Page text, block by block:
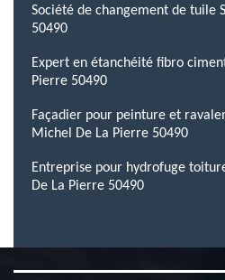
Société de changement de tuile
50490
Expert en étanchéité fibro
Pierre 50490
Façadier pour peinture et
Michel De La Pierre 50490
Entreprise pour hydrofuge
De La Pierre 50490